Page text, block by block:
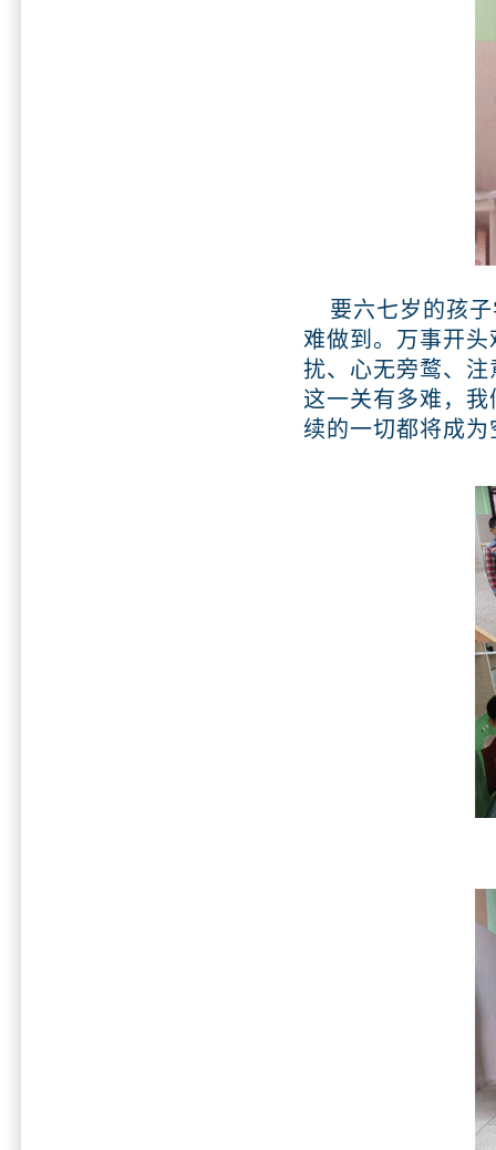
要六七岁的孩子
难做到。万事开
扰、心无旁鹜、
这一关有多难，
续的一切都将成为